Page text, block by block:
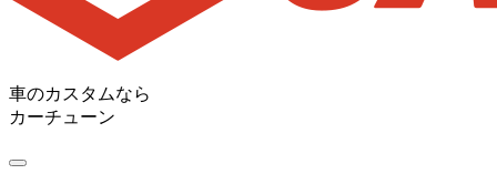
車のカスタムなら
カーチューン